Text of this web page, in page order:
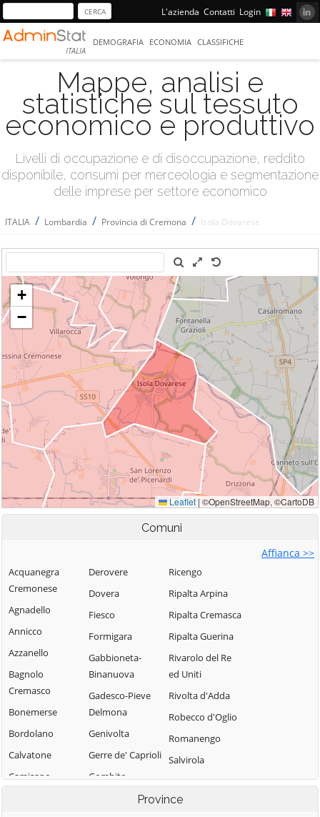
L'azienda Contatti Login
ITALIA
DEMOGRAFIA ECONOMIA CLASSIFICHE
Mappe, analisi e
statistiche sul tessuto
economico e produttivo
Livelli di occupazione e di disoccupazione, reddito
disponibile, consumi per merceologia e segmentazione
delle imprese per settore economico
ITALIA / Lombardia / Provincia di Cremona / Isola Dovarese
Comuni
Affianca >>
Acquanegra
Cremonese
Agnadello
Annicco
Azzanello
Bagnolo
Cremasco
Bonemerse
Bordolano
Calvatone
Camisano
Derovere
Dovera
Fiesco
Formigara
Gabbioneta-
Binanuova
Gadesco-Pieve
Delmona
Genivolta
Gerre de' Caprioli
Gombito
Ricengo
Ripalta Arpina
Ripalta Cremasca
Ripalta Guerina
Rivarolo del Re
ed Uniti
Rivolta d'Adda
Robecco d'Oglio
Romanengo
Salvirola
San Bassano
San Daniele Po
Province